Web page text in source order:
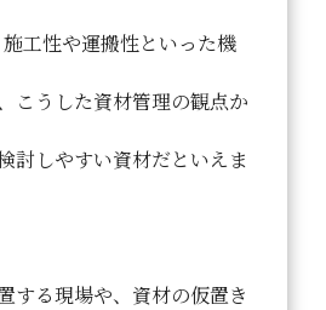
工性や運搬性といった機
こうした資材管理の観点か
討しやすい資材だといえま
する現場や、資材の仮置き